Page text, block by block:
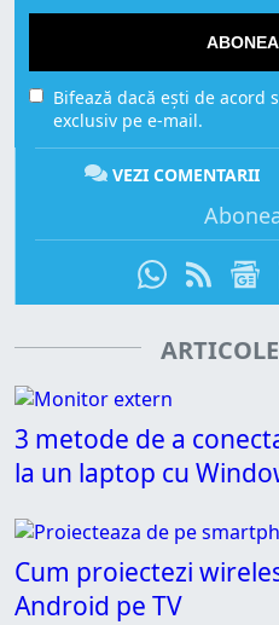
Bifează dacă ești de acord
exclusiv pe e-mail.
VEZI COMENTARII
3 metode de a
la un laptop cu
Cum proiectezi
Android pe TV